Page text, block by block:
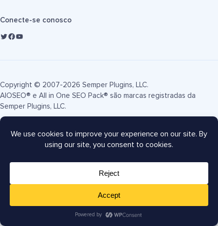
Conecte-se conosco
Copyright © 2007-2026 Semper Plugins, LLC.
AIOSEO® e All in One SEO Pack® são marcas registradas da
Semper Plugins, LLC.
Termos de Serviço Política de Privacidade
Divulgação FTC
Mapa do site
Cupom AIOSEO